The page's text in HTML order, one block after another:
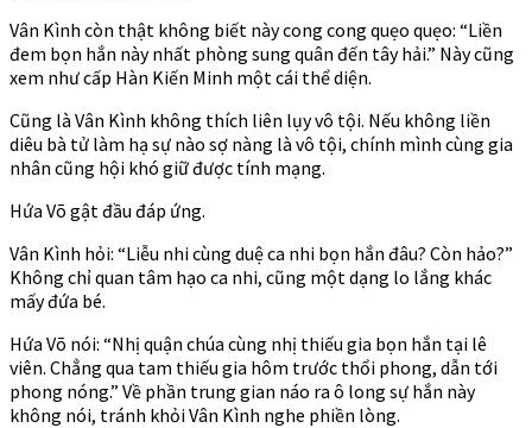
Vân Kình còn thật không biết này cong cong quẹo quẹo: “Liền
đem bọn hắn này nhất phòng sung quân đến tây hải.” Này cũng
xem như cấp Hàn Kiến Minh một cái thể diện.
Cũng là Vân Kình không thích liên lụy vô tội. Nếu không liền
diêu bà tử làm hạ sự nào sợ nàng là vô tội, chính mình cùng gia
nhân cũng hội khó giữ được tính mạng.
Hứa Võ gật đầu đáp ứng.
Vân Kình hỏi: “Liễu nhi cùng duệ ca nhi bọn hắn đâu? Còn hảo?”
Không chỉ quan tâm hạo ca nhi, cũng một dạng lo lắng khác
mấy đứa bé.
Hứa Võ nói: “Nhị quận chúa cùng nhị thiếu gia bọn hắn tại lê
viên. Chẳng qua tam thiếu gia hôm trước thổi phong, dẫn tới
phong nóng.” Về phần trung gian náo ra ô long sự hắn này
không nói, tránh khỏi Vân Kình nghe phiền lòng.